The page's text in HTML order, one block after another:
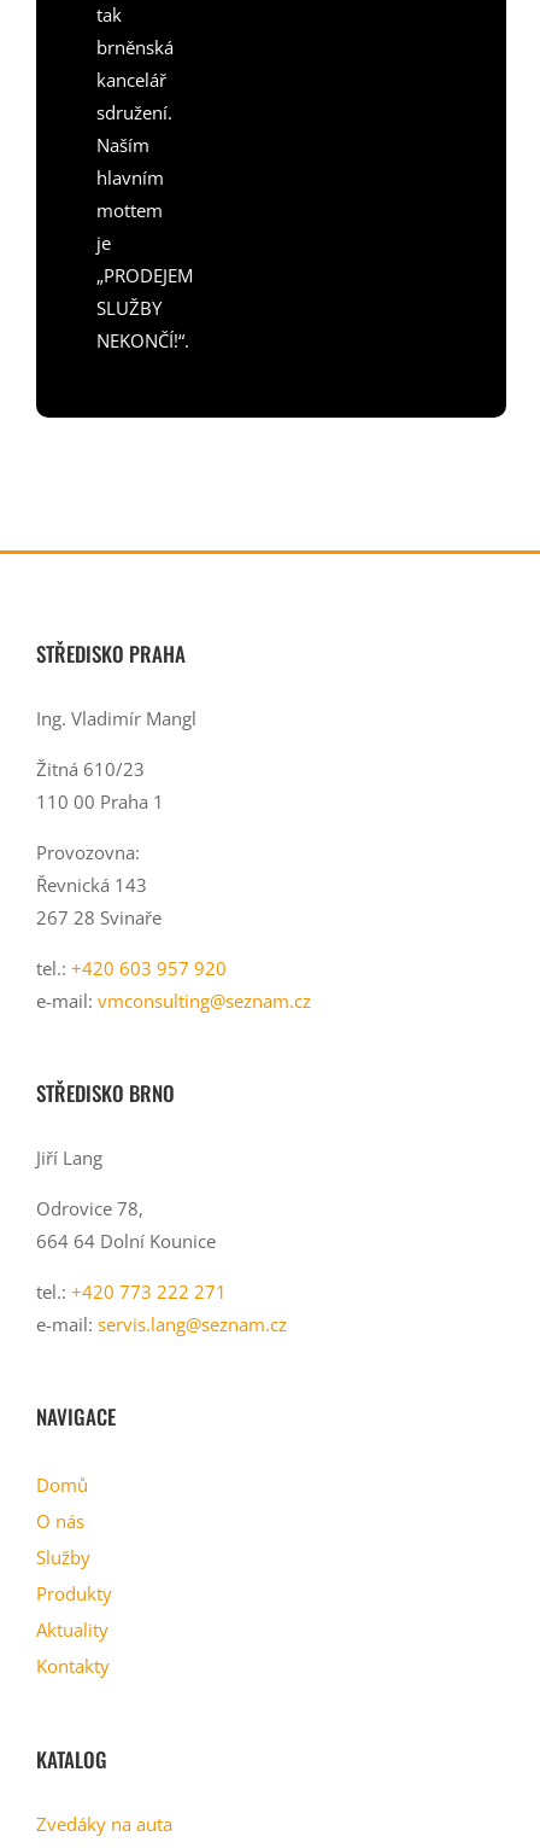
tak
brněnská
kancelář
sdružení.
Naším
hlavním
mottem
je
„PRODEJEM
SLUŽBY
NEKONČÍ!“.
STŘEDISKO PRAHA
Ing. Vladimír Mangl
Žitná 610/23
110 00 Praha 1
Provozovna:
Řevnická 143
267 28 Svinaře
tel.: +420 603 957 920
e-mail: vmconsulting@seznam.cz
STŘEDISKO BRNO
Jiří Lang
Odrovice 78,
664 64 Dolní Kounice
tel.: +420 773 222 271
e-mail: servis.lang@seznam.cz
NAVIGACE
Domů
O nás
Služby
Produkty
Aktuality
Kontakty
KATALOG
Zvedáky na auta